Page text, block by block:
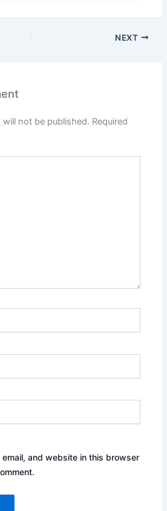
NEXT
will not be published. Required
email, and website in this browser